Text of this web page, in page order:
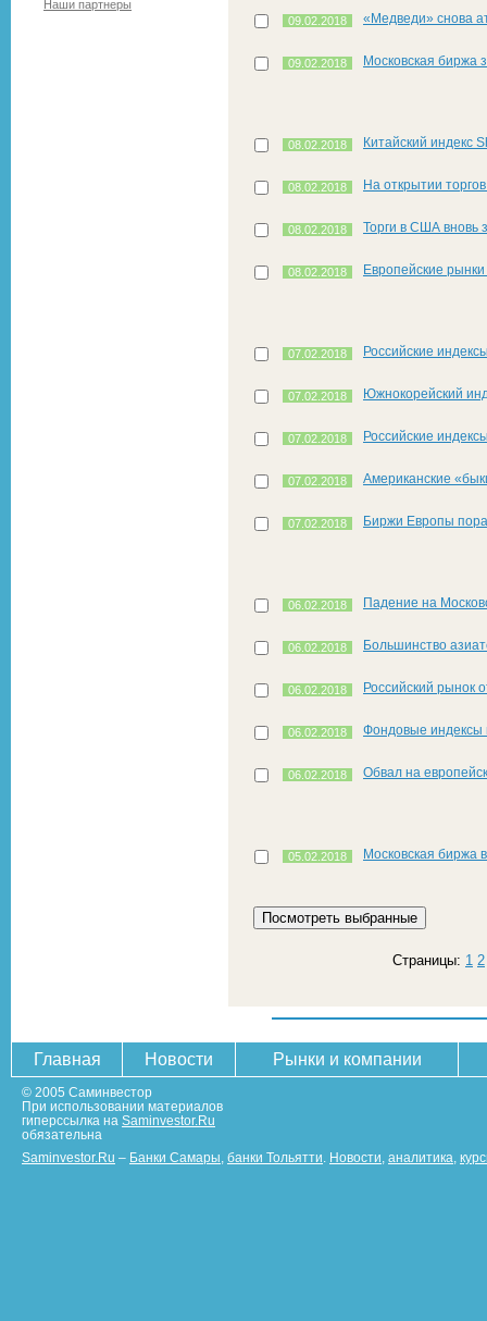
Наши партнеры
09.02.2018 «Медведи» снова
09.02.2018 Московская биржа
08.02.2018 Китайский индекс
08.02.2018 На открытии
08.02.2018 Торги в США вновь
08.02.2018 Европейские рынки
07.02.2018 Российские
07.02.2018 Южнокорейский
07.02.2018 Российские
07.02.2018 Американские
07.02.2018 Биржи Европы
06.02.2018 Падение на
06.02.2018 Большинство
06.02.2018 Российский рынок
06.02.2018 Фондовые индексы
06.02.2018 Обвал на
05.02.2018 Московская биржа
Страницы: 1 2
Главная Новости Рынки и компании
© 2005 Саминвестор
При использовании материалов
гиперссылка на Saminvestor.Ru
обязательна
Saminvestor.Ru – Банки Самары банки Тольятти Новости аналитика